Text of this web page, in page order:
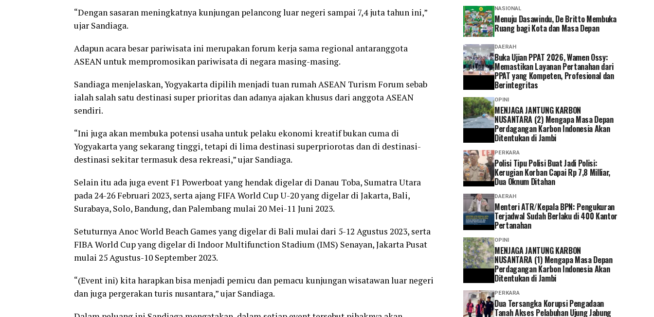
“Dengan sasaran meningkatnya kunjungan pelancong luar negeri sampai 7,4 juta tahun ini,”
ujar Sandiaga.
Adapun acara besar pariwisata ini merupakan forum kerja sama regional antaranggota
ASEAN untuk mempromosikan pariwisata di negara masing-masing.
Sandiaga menjelaskan, Yogyakarta dipilih menjadi tuan rumah ASEAN Turism Forum sebab
ialah salah satu destinasi super prioritas dan adanya ajakan khusus dari anggota ASEAN
sendiri.
“Ini juga akan membuka potensi usaha untuk pelaku ekonomi kreatif bukan cuma di
Yogyakarta yang sekarang tinggi, tetapi di lima destinasi superpriorotas dan di destinasi-
destinasi sekitar termasuk desa rekreasi,” ujar Sandiaga.
Selain itu ada juga event F1 Powerboat yang hendak digelar di Danau Toba, Sumatra Utara
pada 24-26 Februari 2023, serta ajang FIFA World Cup U-20 yang digelar di Jakarta, Bali,
Surabaya, Solo, Bandung, dan Palembang mulai 20 Mei-11 Juni 2023.
Setuturnya Anoc World Beach Games yang digelar di Bali mulai dari 5-12 Agustus 2023, serta
FIBA World Cup yang digelar di Indoor Multifunction Stadium (IMS) Senayan, Jakarta Pusat
mulai 25 Agustus-10 September 2023.
“(Event ini) kita harapkan bisa menjadi pemicu dan pemacu kunjungan wisatawan luar negeri
dan juga pergerakan turis nusantara,” ujar Sandiaga.
NASIONAL
Menuju Dasawindu, De Britto Membuka
Ruang bagi Kota dan Masa Depan
DAERAH
Buka Ujian PPAT 2026, Wamen Ossy:
Memastikan Layanan Pertanahan dari
PPAT yang Kompeten, Profesional dan
Berintegritas
OPINI
MENJAGA JANTUNG KARBON
NUSANTARA (2) Mengapa Masa Depan
Perdagangan Karbon Indonesia Akan
Ditentukan di Jambi
PERKARA
Polisi Tipu Polisi Buat Jadi Polisi:
Kerugian Korban Capai Rp 7,8 Milliar,
Dua Oknum Ditahan
DAERAH
Menteri ATR/Kepala BPN: Pengukuran
Terjadwal Sudah Berlaku di 400 Kantor
Pertanahan
OPINI
MENJAGA JANTUNG KARBON
NUSANTARA (1) Mengapa Masa Depan
Perdagangan Karbon Indonesia Akan
Ditentukan di Jambi
PERKARA
Dua Tersangka Korupsi Pengadaan
Tanah Akses Pelabuhan Ujung Jabung